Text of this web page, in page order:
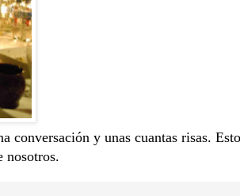
conversación y unas cuantas risas.
nosotros.